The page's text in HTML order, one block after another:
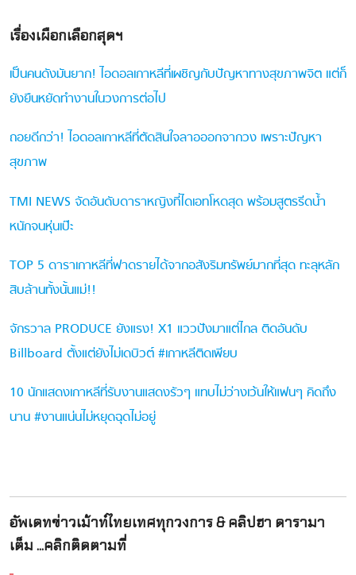
เรื่องเผือกเลือกสุดฯ
เป็นคนดังมันยาก! ไอดอลเกาหลีที่เผชิญกับปัญหาทางสุขภาพจิต แต่ก็
ยังยืนหยัดทำงานในวงการต่อไป
ถอยดีกว่า! ไอดอลเกาหลีที่ตัดสินใจลาอออกจากวง เพราะปัญหา
สุขภาพ
TMI NEWS จัดอันดับดาราหญิงที่ไดเอทโหดสุด พร้อมสูตรรีดน้ำ
หนักจนหุ่นเป๊ะ
TOP 5 ดาราเกาหลีที่ฟาดรายได้จากอสังริมทรัพย์มากที่สุด ทะลุหลัก
สิบล้านทั้งนั้นแม่!!
จักรวาล PRODUCE ยังแรง! X1 แววปังมาแต่ไกล ติดอันดับ
Billboard ตั้งแต่ยังไม่เดบิวต์ #เกาหลีติดเพียบ
10 นักแสดงเกาหลีที่รับงานแสดงรัวๆ แทบไม่ว่างเว้นให้แฟนๆ คิดถึง
นาน #งานแน่นไม่หยุดฉุดไม่อยู่
อัพเดทข่าวเม้าท์ไทยเทศทุกวงการ & คลิปฮา ดารามา
เต็ม ...คลิกติดตามที่